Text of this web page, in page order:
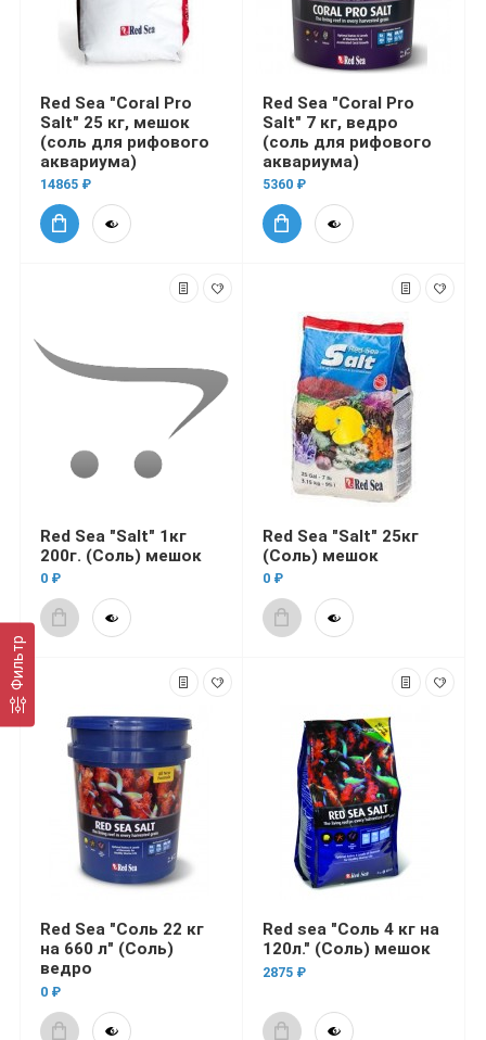
Фильтр
Red Sea "Coral Pro
Salt" 25 кг, мешок
(соль для рифового
аквариума)
14865 ₽
Red Sea "Coral Pro
Salt" 7 кг, ведро
(соль для рифового
аквариума)
5360 ₽
Red Sea "Salt" 1кг
200г. (Соль) мешок
0 ₽
Red Sea "Salt" 25кг
(Соль) мешок
0 ₽
Red Sea "Соль 22 кг
на 660 л" (Соль)
ведро
0 ₽
Red sea "Соль 4 кг на
120л." (Соль) мешок
2875 ₽